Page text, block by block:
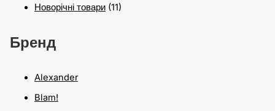
Новорічні товари (11)
Бренд
Alexander
Blam!